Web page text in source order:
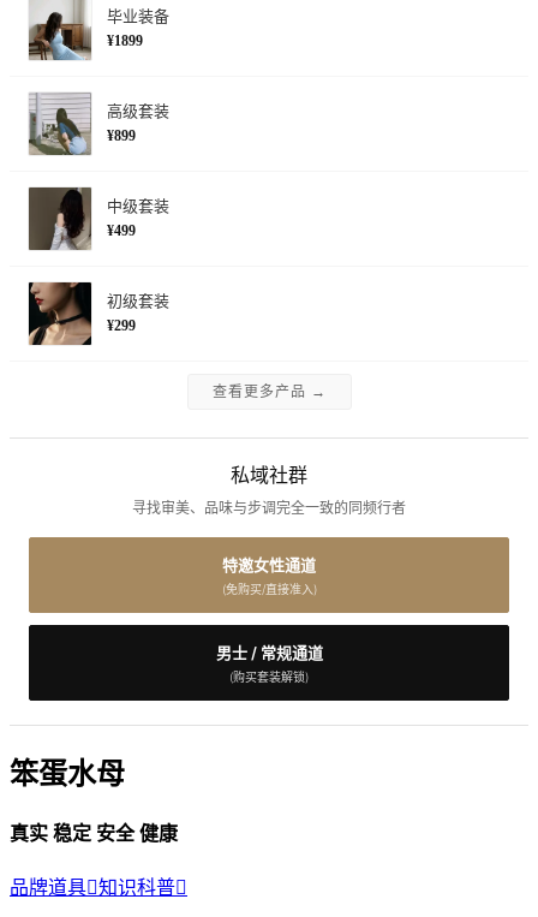
毕业装备
¥1899
高级套装
¥899
中级套装
¥499
初级套装
¥299
查看更多产品 →
私域社群
寻找审美、品味与步调完全一致的同频行者
特邀女性通道
(免购买/直接准入)
男士 / 常规通道
(购买套装解锁)
笨蛋水母
真实 稳定 安全 健康
品牌道具知识科普